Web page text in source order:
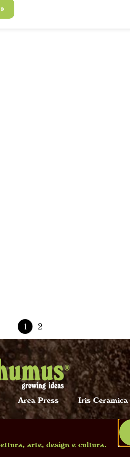
1 2
Area Press Iris Ceramica
Nord, 112 – 42014 Castellarano
arte, design e cultura.